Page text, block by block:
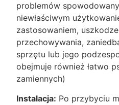
problemów
niewłaściwym
zastosowaniem,
przechowywania,
sprzętu lub jego
obejmuje również łatwo
zamiennych)
Instalacja: Po przybyciu